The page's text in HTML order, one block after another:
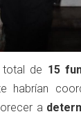
total de 15
habrían
a